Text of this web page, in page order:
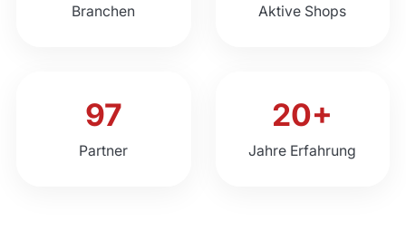
Branchen Aktive Shops
97
Partner
20+
Jahre Erfahrung